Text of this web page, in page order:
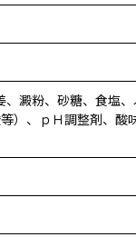
澱粉、砂糖、食塩
）、ｐＨ調整剤、酸